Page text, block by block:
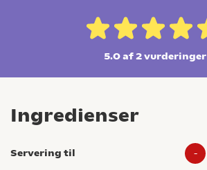
5.0 af 2vurderinger
Ingredienser
Servering til -